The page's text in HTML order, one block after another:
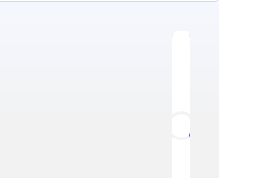
Loading...